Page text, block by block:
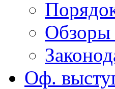
Обзоры
Оф.